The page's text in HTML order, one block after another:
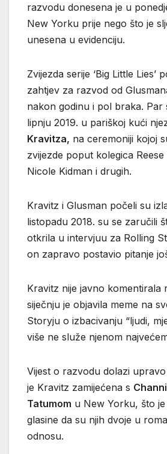
razvodu donesena je u
New Yorku prije nego što je
unesena u evidenciju.
Zvijezda serije ‘Big Little Lies’
zahtjev za razvod od
nakon godinu i pol braka. Par
lipnju 2019. u pariškoj kući
Kravitza, na ceremoniji kojoj
zvijezde poput kolegica
Nicole Kidman i drugih.
Kravitz i Glusman počeli su
listopadu 2018. su se zaručili
otkrila u intervjuu za Rolling
on zapravo postavio pitanje
Kravitz nije javno komentirala
siječnju je objavila meme na
Storyju o izbacivanju “ljudi,
više ne služe njenom
Vijest o razvodu dolazi
je Kravitz zamijećena s
Tatumom u New Yorku, što
glasine da su njih dvoje u
odnosu.